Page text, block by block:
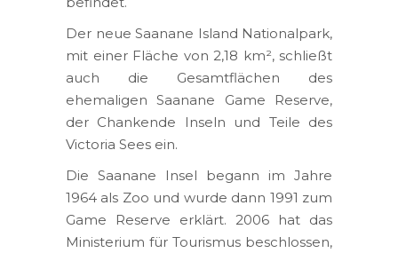
Der neue Saanane Island Nationalpark,
mit einer Fläche von 2,18 km², schließt
auch die Gesamtflächen des
ehemaligen Saanane Game Reserve,
der Chankende Inseln und Teile des
Victoria Sees ein.
Die Saanane Insel begann im Jahre
1964 als Zoo und wurde dann 1991 zum
Game Reserve erklärt. 2006 hat das
Ministerium für Tourismus beschlossen,